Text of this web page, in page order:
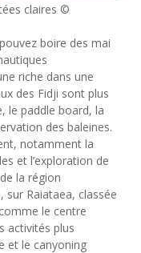
claires ©
boire des mai
riche dans une
des Fidji sont plus
le paddle board, la
des baleines.
notamment la
et l’exploration de
la région
sur Raiataea, classée
le centre
activités plus
et le canyoning